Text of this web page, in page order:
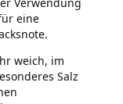
eine
weich, im
Salz